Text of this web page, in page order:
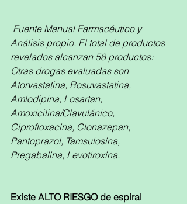
Fuente Manual Farmacéutico y
Análisis propio. El total de productos
revelados alcanzan 58 productos:
Otras drogas evaluadas son
Atorvastatina, Rosuvastatina,
Amlodipina, Losartan,
Amoxicilina/Clavulánico,
Ciprofloxacina, Clonazepan,
Pantoprazol, Tamsulosina,
Pregabalina, Levotiroxina.
Existe ALTO RIESGO de espiral